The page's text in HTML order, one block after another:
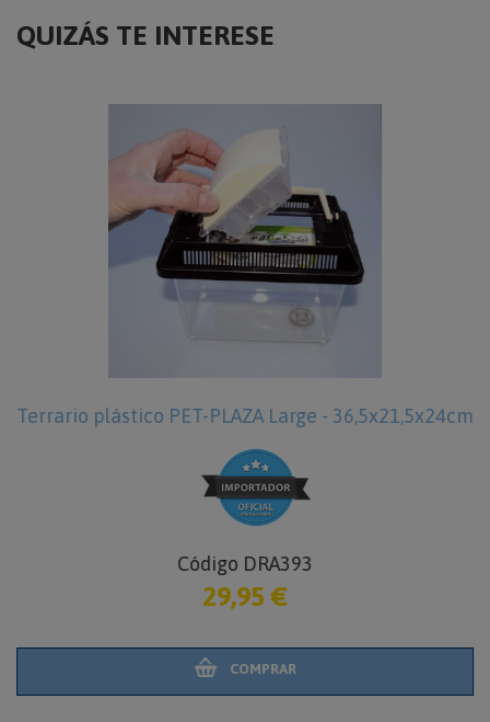
QUIZÁS TE INTERESE
Terrario plástico PET-PLAZA Large - 36,5x21,5x24cm
Código DRA393
29,95 €
COMPRAR